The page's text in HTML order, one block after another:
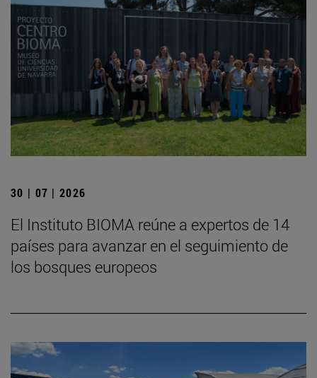
30 | 07 | 2026
El Instituto BIOMA reúne a expertos de 14
países para avanzar en el seguimiento de
los bosques europeos